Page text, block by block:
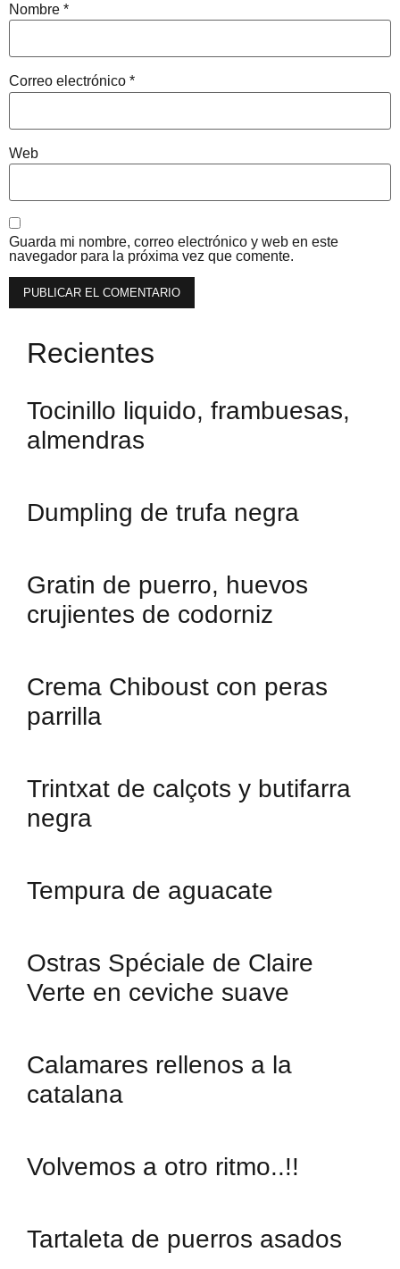
Nombre *
Correo electrónico *
Web
Guarda mi nombre, correo electrónico y web en este
navegador para la próxima vez que comente.
Recientes
Tocinillo liquido, frambuesas,
almendras
Dumpling de trufa negra
Gratin de puerro, huevos
crujientes de codorniz
Crema Chiboust con peras
parrilla
Trintxat de calçots y butifarra
negra
Tempura de aguacate
Ostras Spéciale de Claire
Verte en ceviche suave
Calamares rellenos a la
catalana
Volvemos a otro ritmo..!!
Tartaleta de puerros asados